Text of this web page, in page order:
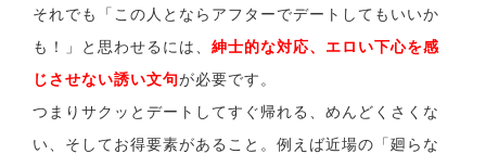
それでも「この人とならアフターでデートしてもいいか
も！」と思わせるには、 紳士的な対応、エロい下心を感
じさせない誘い文句が必要です。
つまりサクッとデートしてすぐ帰れる、めんどくさくな
い、そしてお得要素があること。例えば近場の「廻らな